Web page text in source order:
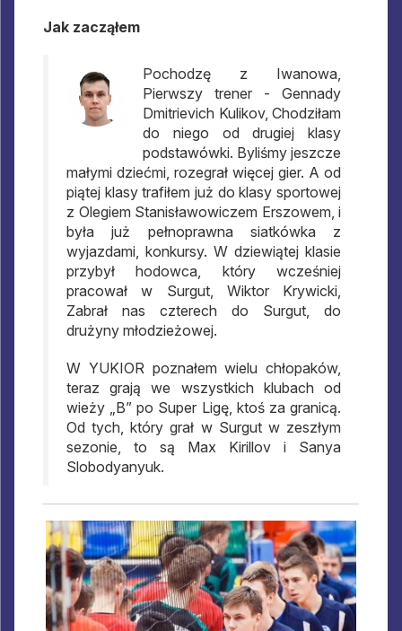
Jak zacząłem
Pochodzę z Iwanowa,
Pierwszy trener - Gennady
Dmitrievich Kulikov, Chodziłam
do niego od drugiej klasy
podstawówki. Byliśmy jeszcze
małymi dziećmi, rozegrał więcej gier. A od
piątej klasy trafiłem już do klasy sportowej
z Olegiem Stanisławowiczem Erszowem, i
była już pełnoprawna siatkówka z
wyjazdami, konkursy. W dziewiątej klasie
przybył hodowca, który wcześniej
pracował w Surgut, Wiktor Krywicki,
Zabrał nas czterech do Surgut, do
drużyny młodzieżowej.
W YUKIOR poznałem wielu chłopaków,
teraz grają we wszystkich klubach od
wieży „B” po Super Ligę, ktoś za granicą.
Od tych, który grał w Surgut w zeszłym
sezonie, to są Max Kirillov i Sanya
Slobodyanyuk.